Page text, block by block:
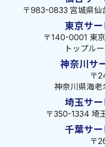
〒983-0833 宮城県仙
東京サ
〒140-0001 東
トップル
神奈川サ
〒
神奈川県海
埼玉サ
〒350-1334 埼
千葉サ
〒